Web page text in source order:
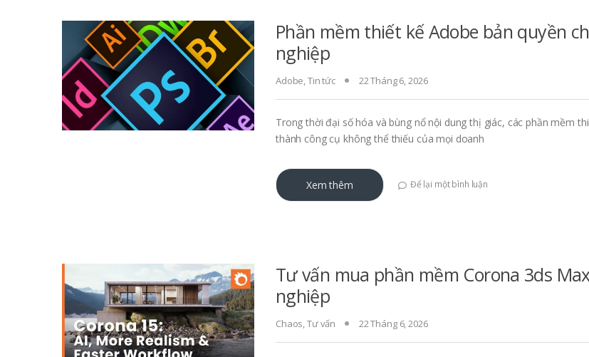
Phần mềm thiết kế Adobe bản quyền
nghiệp
Adobe,Tin tức 22 Tháng 6, 2026
Trong thời đại số hóa và bùng nổ nội dung thị giác, các phần mềm
thành công cụ không thể thiếu của mọi doanh
Xem thêm Để lại một bình luận
Tư vấn mua phần mềm Corona 3ds
nghiệp
Chaos,Tư vấn 22 Tháng 6, 2026